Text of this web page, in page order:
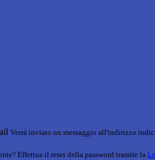
Verrà inviato un messaggio all'indirizzo
Effettua il reset della password tramite la